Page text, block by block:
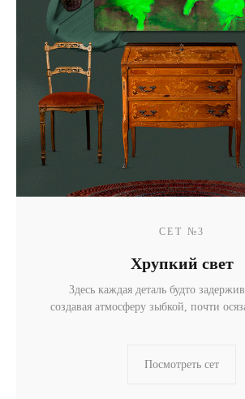
СЕТ №3
Хрупкий свет
Здесь каждая деталь будто
создавая атмосферу зыбкой, почти
Посмотреть сет